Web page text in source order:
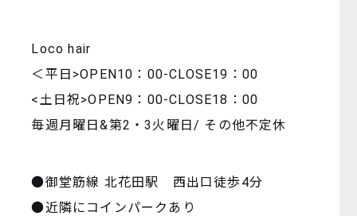
Loco hair
＜平日>OPEN10：00-CLOSE19：00
<土日祝>OPEN9：00-CLOSE18：00
毎週月曜日&第2・3火曜日/ その他不定休
●御堂筋線 北花田駅 西出口徒歩4分
●近隣にコインパークあり